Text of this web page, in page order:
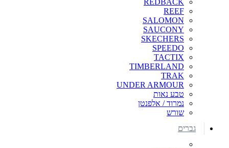
REEF
SALOMON
SAUCONY
SKECHERS
SPEEDO
TACTIX
TIMBERLAND
TRAK
UNDER ARMOUR
טבע נאות
נמרוד / אלפנטן
שורש
גברים